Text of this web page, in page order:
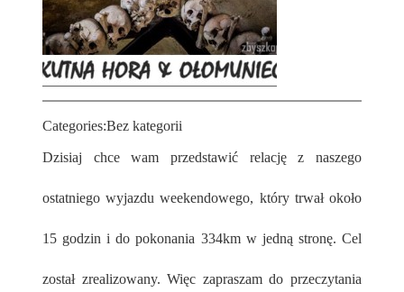
Categories:Bez kategorii
Dzisiaj chce wam przedstawić relację z naszego
ostatniego wyjazdu weekendowego, który trwał około
15 godzin i do pokonania 334km w jedną stronę. Cel
został zrealizowany. Więc zapraszam do przeczytania